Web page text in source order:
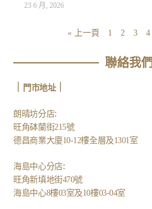
23 6 月, 2026
« 上一頁 1 2 3 4
聯絡我們
門市地址｜
朗晴坊分店:
旺角砵蘭街215號
德昌商業大廈10-12樓全層及1301室
海島中心分店:
旺角新填地街470號
海島中心8樓03室及10樓03-04室